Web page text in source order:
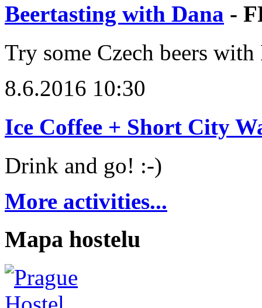
Beertasting with Dana -
Try some Czech beers with
8.6.2016 10:30
Ice Coffee + Short City
Drink and go! :-)
More activities...
Mapa hostelu